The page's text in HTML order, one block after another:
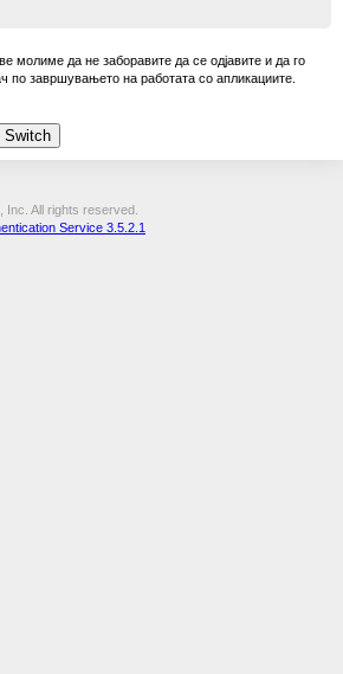
молиме да не заборавите да се одјавите и да го
по завршувањето на работата со апликациите.
All rights reserved.
Service 3.5.2.1